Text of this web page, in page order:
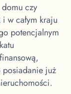
czy
w całym kraju
potencjalnym
już